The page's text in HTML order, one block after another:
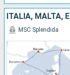
ITALIA, MALTA,
MSC Splendida